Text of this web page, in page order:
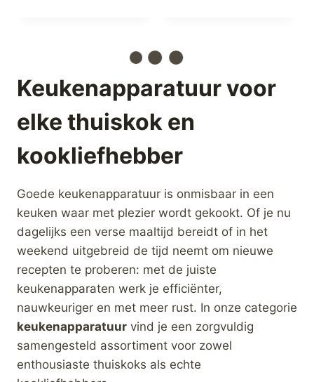
Foodprocessor-
Mat-Chroom
€549,00
Merk: Magimix
kopen
Expert Mat Chroom
€ 1.299,00
Merk:Magimix
kopen